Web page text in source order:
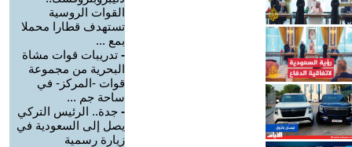
القوات الروسية
تستهدف قطارا محملا
بمع ...
- تدريبات قوات مشاة
البحرية من مجموعة
قوات -المركز- في
ساحة جم ...
- جدة.. الرئيس التركي
يصل إلى السعودية في
زيارة رسمية